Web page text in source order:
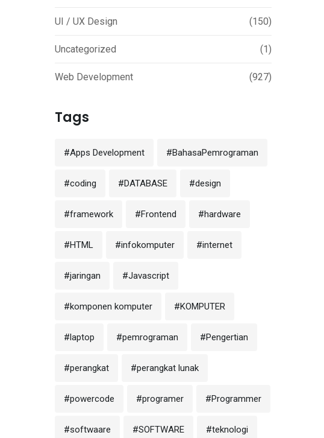
UI / UX Design (150)
Uncategorized (1)
Web Development (927)
Tags
#Apps Development #BahasaPemrograman
#coding #DATABASE #design
#framework #Frontend #hardware
#HTML #infokomputer #internet
#jaringan #Javascript
#komponen komputer #KOMPUTER
#laptop #pemrograman #Pengertian
#perangkat #perangkat lunak
#powercode #programer #Programmer
#softwaare #SOFTWARE #teknologi